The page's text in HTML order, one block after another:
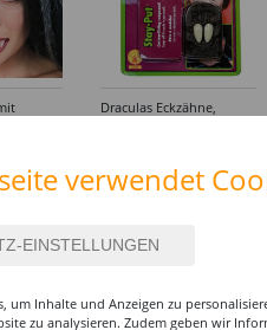
Draculas Eckzähne,
verwendet
um Inhalte und Anzeigen zu
zu analysieren. Zudem geben wir